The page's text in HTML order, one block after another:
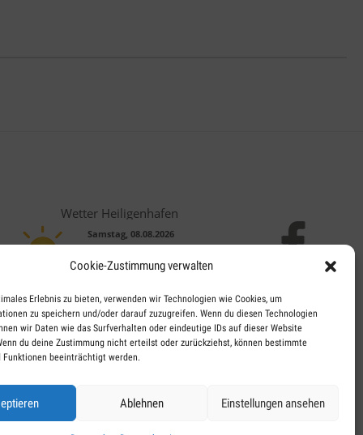
Cookie-Zustimmung verwalten
Erlebnis zu bieten, verwenden wir Technologien wie Cookies, um
zu speichern und/oder darauf zuzugreifen. Wenn du diesen Technologien
wir Daten wie das Surfverhalten oder eindeutige IDs auf dieser Website
du deine Zustimmung nicht erteilst oder zurückziehst, können bestimmte
Funktionen beeinträchtigt werden.
Ablehnen Einstellungen ansehen
Wetter Heiligenhafen
Samstag, 08.08.2026
Leicht bewölkt
So, 09.08.
14 / 26°C
Wolkig
Mo, 10.08.
16 / 20°C
Leichter Regen
Di, 11.08.
14 / 19°C